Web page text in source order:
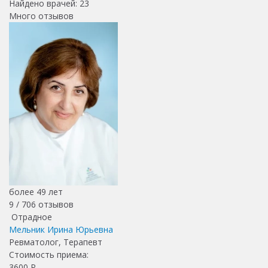
Найдено врачей: 23
Много отзывов
более 49 лет
9 / 706 отзывов
Отрадное
Мельник Ирина Юрьевна
Ревматолог, Терапевт
Стоимость приема: